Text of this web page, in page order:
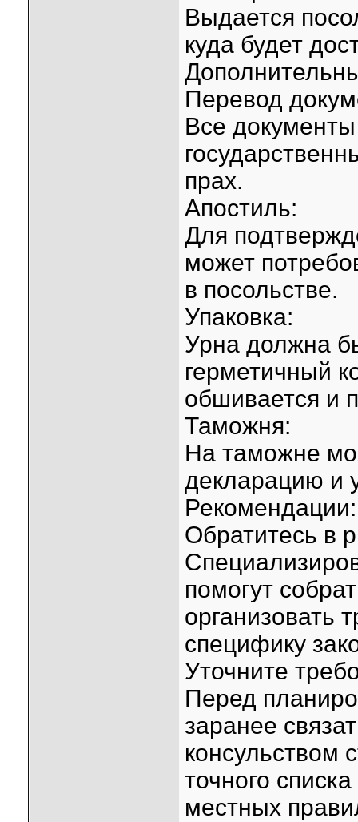
Выдается
куда будет
Перевод
Все
прах.
Апостиль:
Для
может
в посольстве.
Упаковка:
Урна должна
герметичный
обшивается и
Таможня:
На таможне
декларацию и
Рекомендации:
Обратитесь в
помогут
организовать
специфику
Уточните
Перед
заранее
консульством
точного
местных